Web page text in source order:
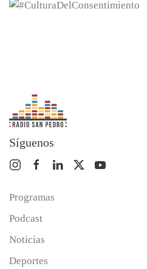
Síguenos
Programas
Podcast
Noticias
Deportes